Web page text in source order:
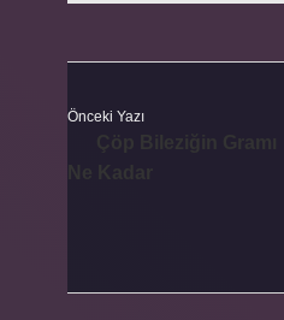
Önceki Yazı